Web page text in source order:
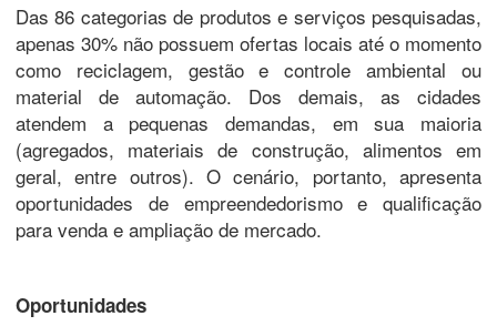
Das 86 categorias de produtos e serviços pesquisadas,
apenas 30% não possuem ofertas locais até o momento
como reciclagem, gestão e controle ambiental ou
material de automação. Dos demais, as cidades
atendem a pequenas demandas, em sua maioria
(agregados, materiais de construção, alimentos em
geral, entre outros). O cenário, portanto, apresenta
oportunidades de empreendedorismo e qualificação
para venda e ampliação de mercado.
Oportunidades